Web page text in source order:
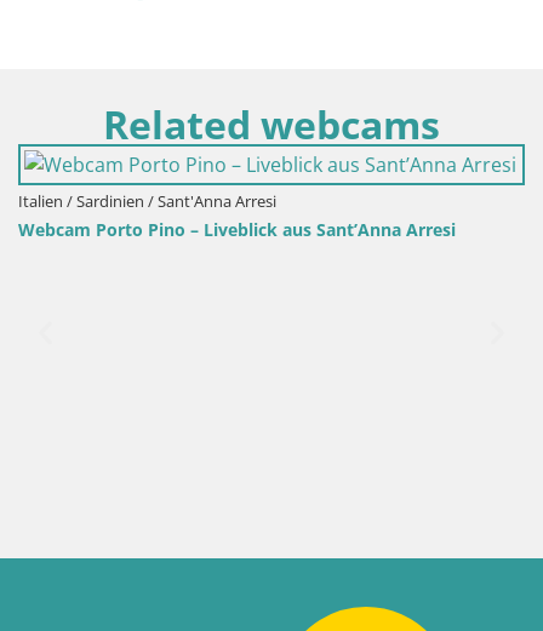
Italien / Sardinien / Sant'Anna Arresi
Webcam Porto Pino – Liveblick aus Sant’Anna Arresi